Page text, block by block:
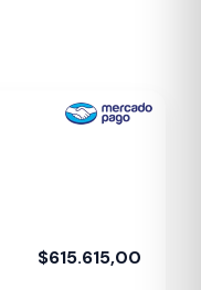
$615.615,00